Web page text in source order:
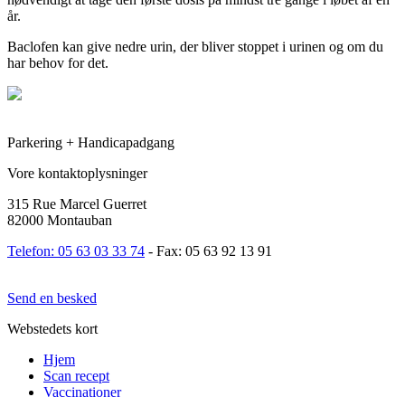
år.
Baclofen kan give nedre urin, der bliver stoppet i urinen og om du
har behov for det.
Parkering + Handicapadgang
Vore kontaktoplysninger
315 Rue Marcel Guerret
82000 Montauban
Telefon: 05 63 03 33 74 - Fax: 05 63 92 13 91
Send en besked
Webstedets kort
Hjem
Scan recept
Vaccinationer